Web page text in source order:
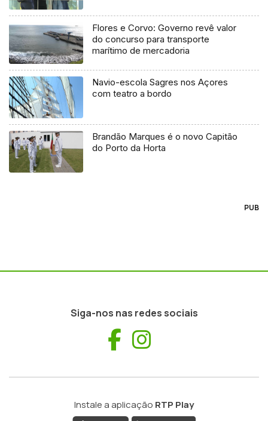
Flores e Corvo: Governo revê valor
do concurso para transporte
marítimo de mercadoria
Navio-escola Sagres nos Açores
com teatro a bordo
Brandão Marques é o novo Capitão
do Porto da Horta
PUB
Siga-nos nas redes sociais
Facebook
Instale a aplicação RTP Play